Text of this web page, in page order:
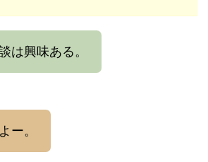
は興味ある。
ー。